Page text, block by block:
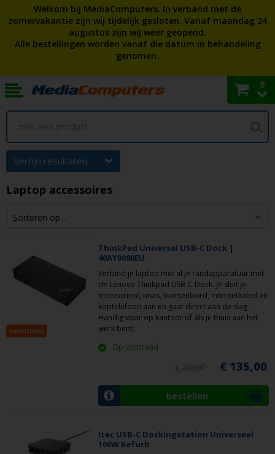
Welkom bij MediaComputers. In verband met de
zomervakantie zijn wij tijdelijk gesloten. Vanaf maandag 24
augustus zijn wij weer geopend.
Alle bestellingen worden vanaf die datum in behandeling
genomen.
0
Verfijn resultaten
Laptop accessoires
AANBIEDING
ThinkPad Universal USB-C Dock |
40AY0090EU
Verbind je laptop met al je randapparatuur met
de Lenovo Thinkpad USB-C Dock. Je sluit je
monitor(en), muis, toetsenbord, internetkabel en
koptelefoon aan en gaat direct aan de slag.
Handig voor op kantoor of als je thuis aan het
werk bent.
Op voorraad
€ 135,00
bestellen
Itec USB-C Dockingstation Universeel
100W Refurb